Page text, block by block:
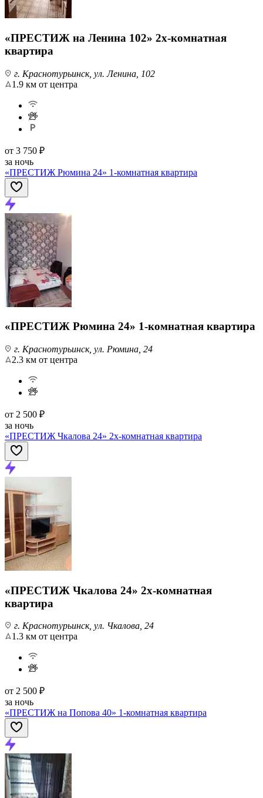
«ПРЕСТИЖ на Ленина 102» 2х-комнатная
квартира
г. Краснотурьинск, ул. Ленина, 102
1.9 км от центра
от 3 750 ₽
за ночь
«ПРЕСТИЖ Рюмина 24» 1-комнатная квартира
«ПРЕСТИЖ Рюмина 24» 1-комнатная квартира
г. Краснотурьинск, ул. Рюмина, 24
2.3 км от центра
от 2 500 ₽
за ночь
«ПРЕСТИЖ Чкалова 24» 2х-комнатная квартира
«ПРЕСТИЖ Чкалова 24» 2х-комнатная
квартира
г. Краснотурьинск, ул. Чкалова, 24
1.3 км от центра
от 2 500 ₽
за ночь
«ПРЕСТИЖ на Попова 40» 1-комнатная квартира